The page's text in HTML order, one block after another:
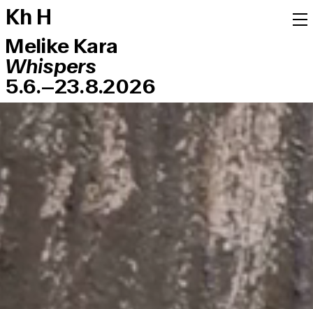
Kh H
Melike Kara
5.6.–23.8.2026
Whispers